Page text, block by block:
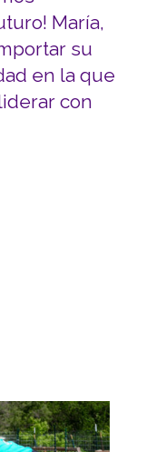
María,
su
en la que
con